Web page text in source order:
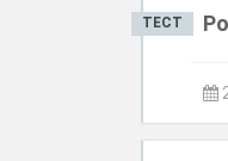
ТЕСТ